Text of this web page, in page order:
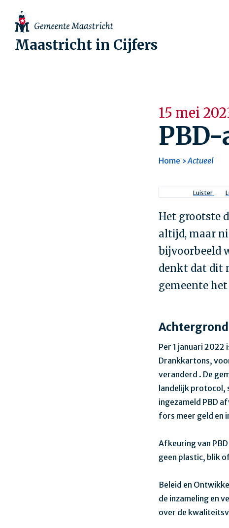
Maastricht in Cijfers
15 mei
Home Actueel
Luister
Het grootste
altijd, maar
bijvoorbeeld
denkt dat dit
gemeente
Achtergrond
Per 1 januari 2022
Drankkartons,
veranderd . De
landelijk protocol,
ingezameld PBD
fors meer geld en
Afkeuring van
geen plastic, blik
Beleid en
de inzameling en
over de